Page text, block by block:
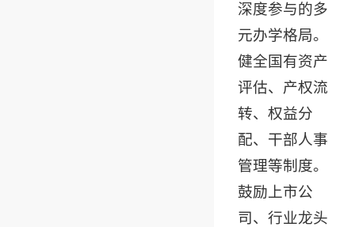
深度参与的多
元办学格局。
健全国有资产
评估、产权流
转、权益分
配、干部人事
管理等制度。
鼓励上市公
司、行业龙头